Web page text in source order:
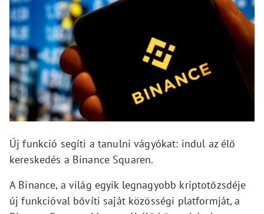
Új funkció segíti a tanulni vágyókat: indul az élő
kereskedés a Binance Squaren.
A Binance, a világ egyik legnagyobb kriptotőzsdéje
új funkcióval bővíti saját közösségi platformját, a